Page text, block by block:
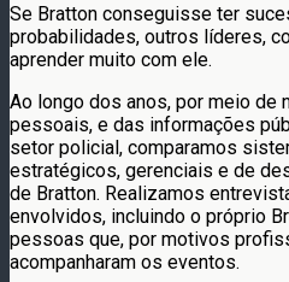
Se Bratton conseguisse ter
probabilidades, outros líderes,
aprender muito com ele.
Ao longo dos anos, por meio
pessoais, e das informações
setor policial, comparamos
estratégicos, gerenciais e de
de Bratton. Realizamos
envolvidos, incluindo o próprio
pessoas que, por motivos
acompanharam os eventos.